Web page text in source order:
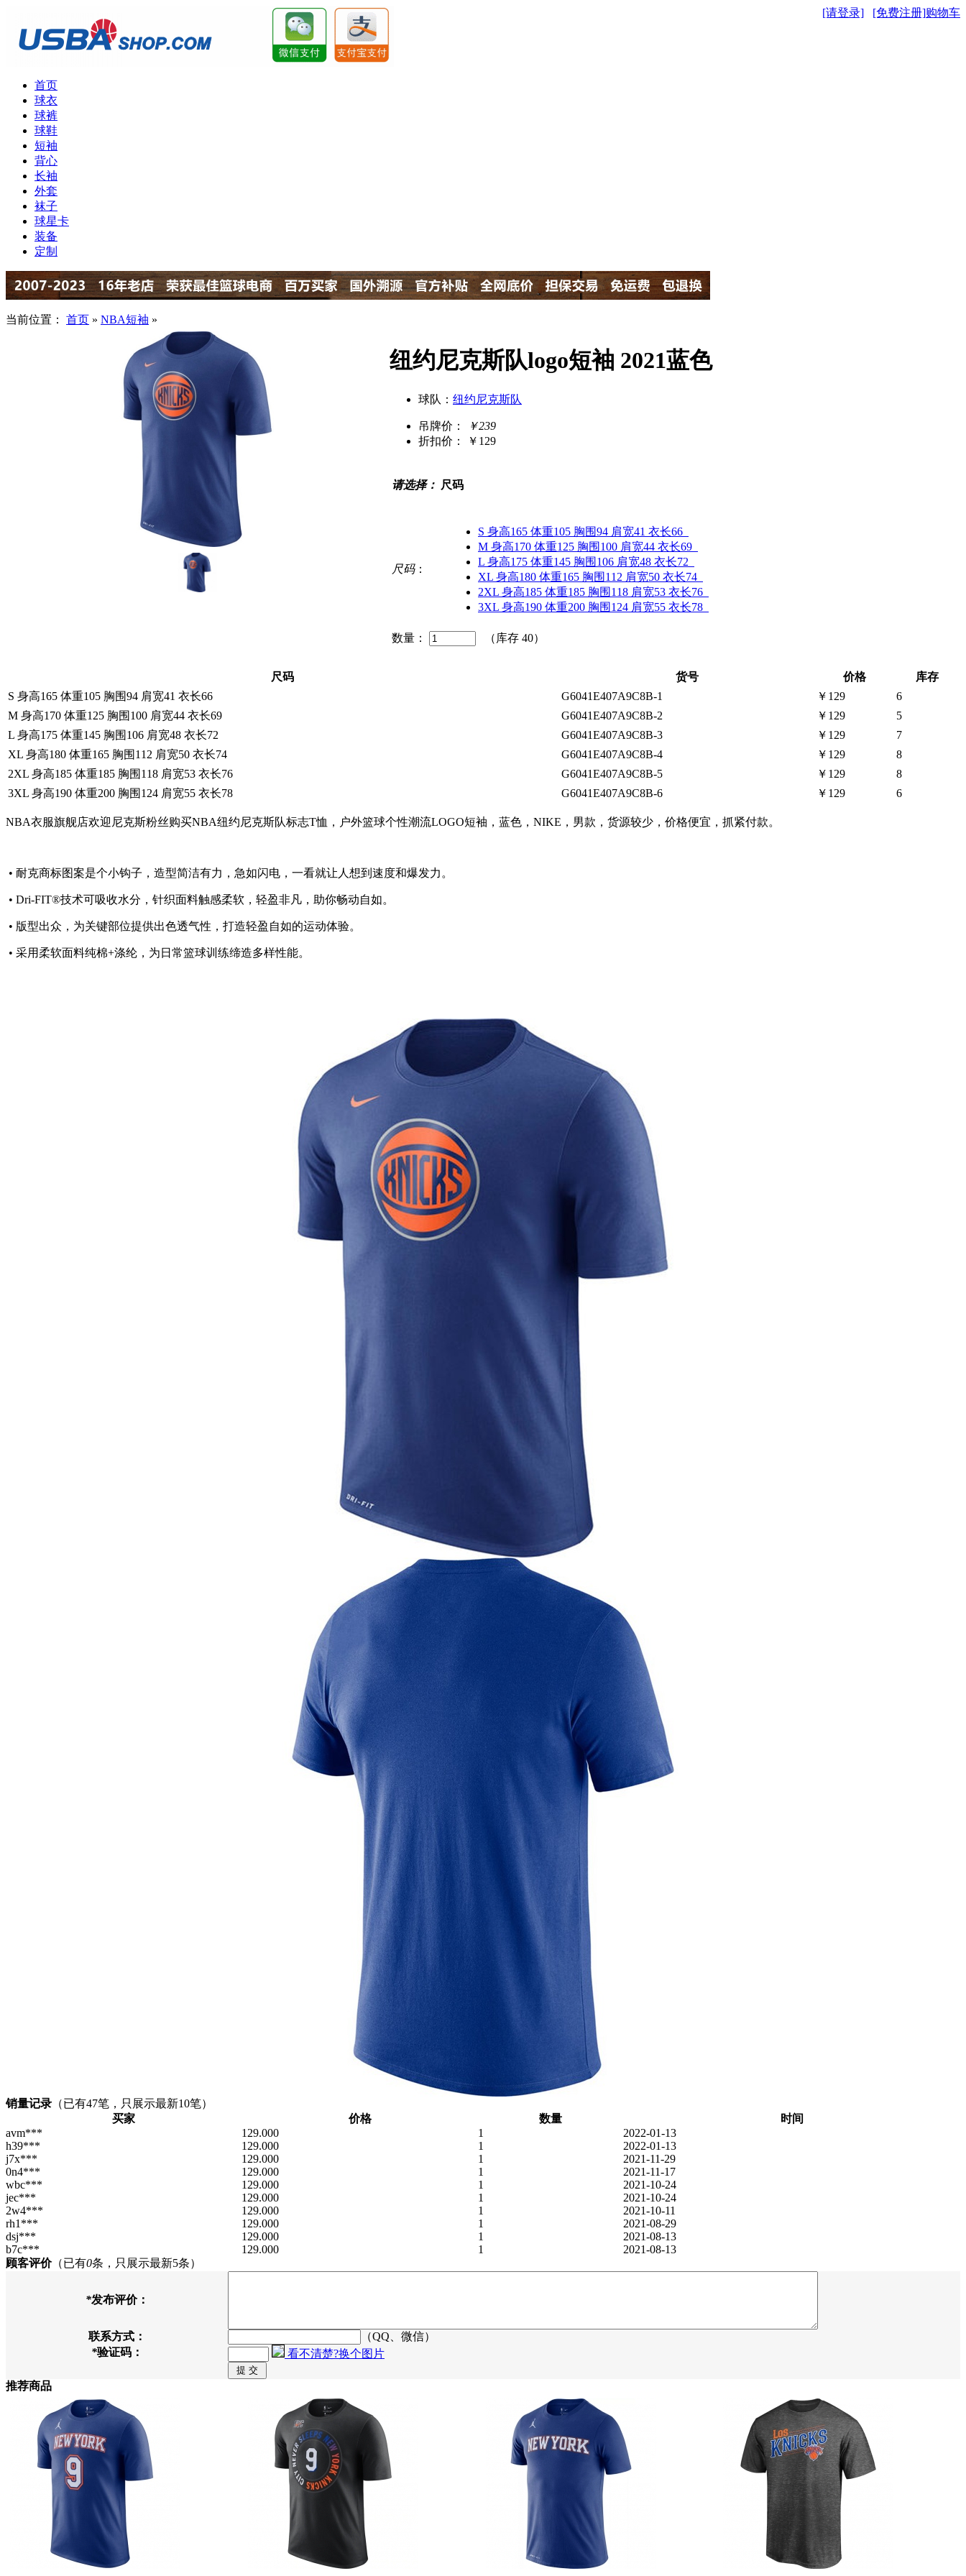
[请登录] [免费注册]购物车
首页
球衣
球裤
球鞋
短袖
背心
长袖
外套
袜子
球星卡
装备
定制
当前位置： 首页 » NBA短袖 »
纽约尼克斯队logo短袖 2021蓝色
球队： 纽约尼克斯队
吊牌价：
￥239
折扣价：
￥129
请选择： 尺码
尺码：
S 身高165 体重105 胸围94 肩宽41 衣长66
M 身高170 体重125 胸围100 肩宽44 衣长69
L 身高175 体重145 胸围106 肩宽48 衣长72
XL 身高180 体重165 胸围112 肩宽50 衣长74
2XL 身高185 体重185 胸围118 肩宽53 衣长76
3XL 身高190 体重200 胸围124 肩宽55 衣长78
数量： （库存 40）
尺码 货号 价格
库存
S 身高165 体重105 胸围94 肩宽41 衣长66
G6041E407A9C8B-1 ￥129
6
M 身高170 体重125 胸围100 肩宽44 衣长69
G6041E407A9C8B-2 ￥129
5
L 身高175 体重145 胸围106 肩宽48 衣长72
G6041E407A9C8B-3 ￥129
7
XL 身高180 体重165 胸围112 肩宽50 衣长74
G6041E407A9C8B-4 ￥129
8
2XL 身高185 体重185 胸围118 肩宽53 衣长76
G6041E407A9C8B-5 ￥129
8
3XL 身高190 体重200 胸围124 肩宽55 衣长78
G6041E407A9C8B-6 ￥129 6
NBA衣服旗舰店欢迎尼克斯粉丝购买NBA纽约尼克斯队标志T恤，户外篮球个性潮流LOGO短袖，蓝色，NIKE，男款，货源较少，价格便宜，抓紧付款。
• 耐克商标图案是个小钩子，造型简洁有力，急如闪电，一看就让人想到速度和爆发力。
• Dri-FIT®技术可吸收水分，针织面料触感柔软，轻盈非凡，助你畅动自如。
• 版型出众，为关键部位提供出色透气性，打造轻盈自如的运动体验。
• 采用柔软面料纯棉+涤纶，为日常篮球训练缔造多样性能。
销量记录 （已有47笔，只展示最新10笔）
买家
价格 数量
时间
avm***
129.000 1
2022-01-13
h39***
129.000 1
2022-01-13
j7x***
129.000 1
2021-11-29
0n4***
129.000 1
2021-11-17
wbc***
129.000 1
2021-10-24
jec***
129.000 1
2021-10-24
2w4***
129.000 1
2021-10-11
rh1***
129.000 1
2021-08-29
dsj***
129.000 1
2021-08-13
b7c***
129.000 1
2021-08-13
顾客评价（已有0条，只展示最新5条）
*发布评价：
联系方式：
（QQ、微信）
*验证码： 看不清楚?换个图片
推荐商品